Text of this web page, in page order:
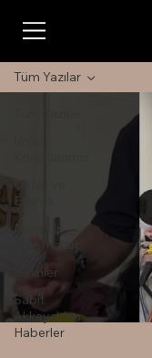
Defile ve
Etkinlik
Make Up
Çalışmaları
Gelinler
Sabit
Akkaya'dan
Haberler
Tüm Yazılar